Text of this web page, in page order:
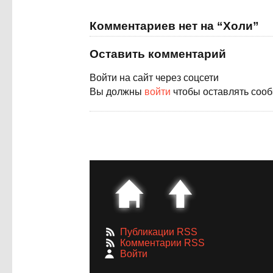
Комментариев нет на “Холи”
Оставить комментарий
Войти на сайт через соцсети
Вы должны войти чтобы оставлять
Публикации RSS
Комментарии RSS
Войти